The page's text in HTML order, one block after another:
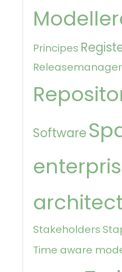
Principes
Releasemanager
Software
architect
Stakeholders
Time aware